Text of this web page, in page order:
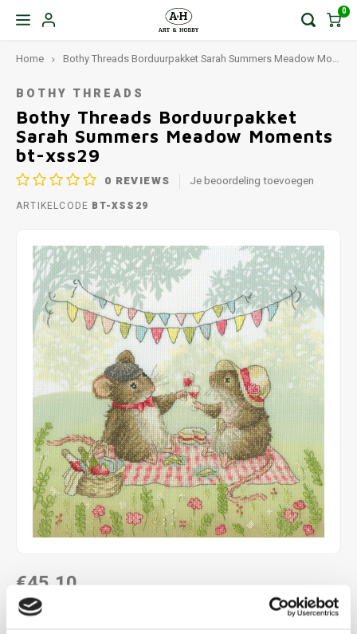
0
Home Bothy Threads Borduurpakket Sarah Summers Meadow Moments bt-xss29
BOTHY THREADS
Bothy Threads Borduurpakket
Sarah Summers Meadow Moments
bt-xss29
0 REVIEWS Je beoordeling toevoegen
ARTIKELCODE BT-XSS29
€45,10
LEVERTIJD: CA. 1-3 WEKEN